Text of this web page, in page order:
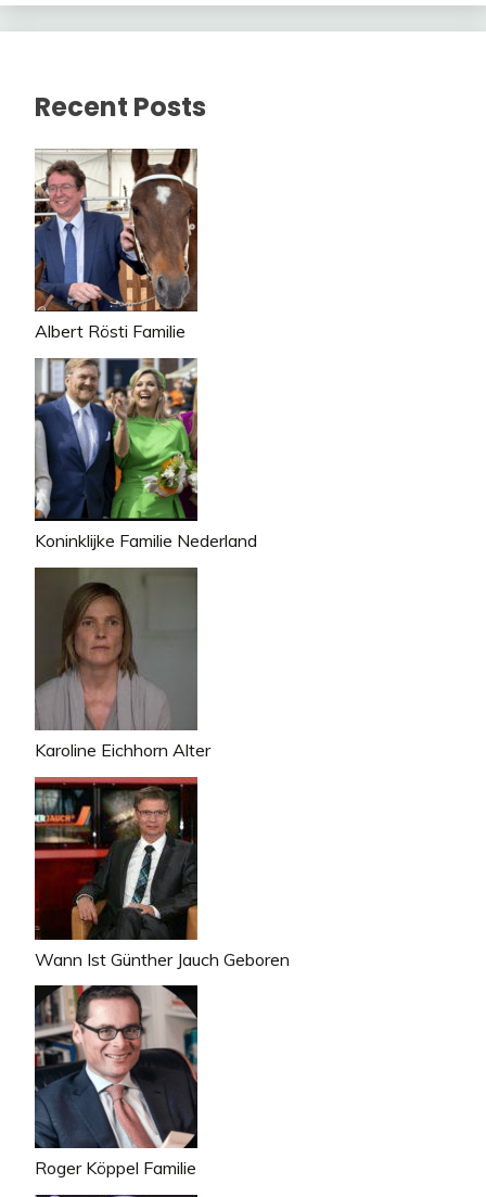
Recent Posts
Albert Rösti Familie
Koninklijke Familie Nederland
Karoline Eichhorn Alter
Wann Ist Günther Jauch Geboren
Roger Köppel Familie